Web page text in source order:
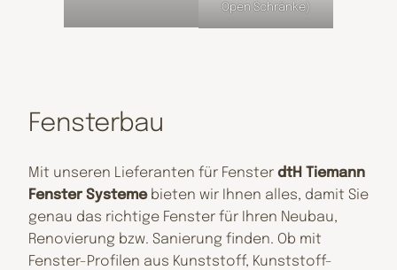
Open Schränke)
Fensterbau
Mit unseren Lieferanten für Fenster dtH Tiemann
Fenster Systemebieten wir Ihnen alles, damit Sie
genau das richtige Fenster für Ihren Neubau,
Renovierung bzw. Sanierung finden. Ob mit
Fenster-Profilen aus Kunststoff, Kunststoff-